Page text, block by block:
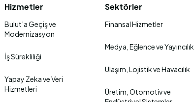
Hizmetler
Bulut’a Geçiş ve
Modernizasyon
İş Sürekliliği
Yapay Zeka ve Veri
Hizmetleri
Sektörler
Finansal Hizmetler ​
Medya, Eğlence ve Yayıncılık
Ulaşım, Lojistik ve Havacılık
Üretim, Otomotiv ve